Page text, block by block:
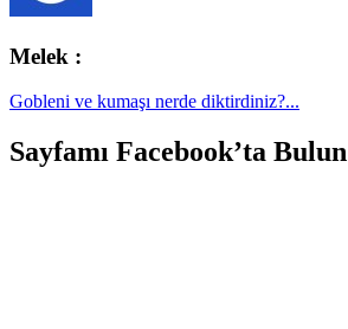
Melek :
Gobleni ve kumaşı nerde diktirdiniz?...
Sayfamı Facebook’ta Bulun